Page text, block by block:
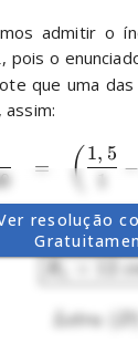
admitir o
, pois o
que uma
= ( 1, 5
−
e a
resolução